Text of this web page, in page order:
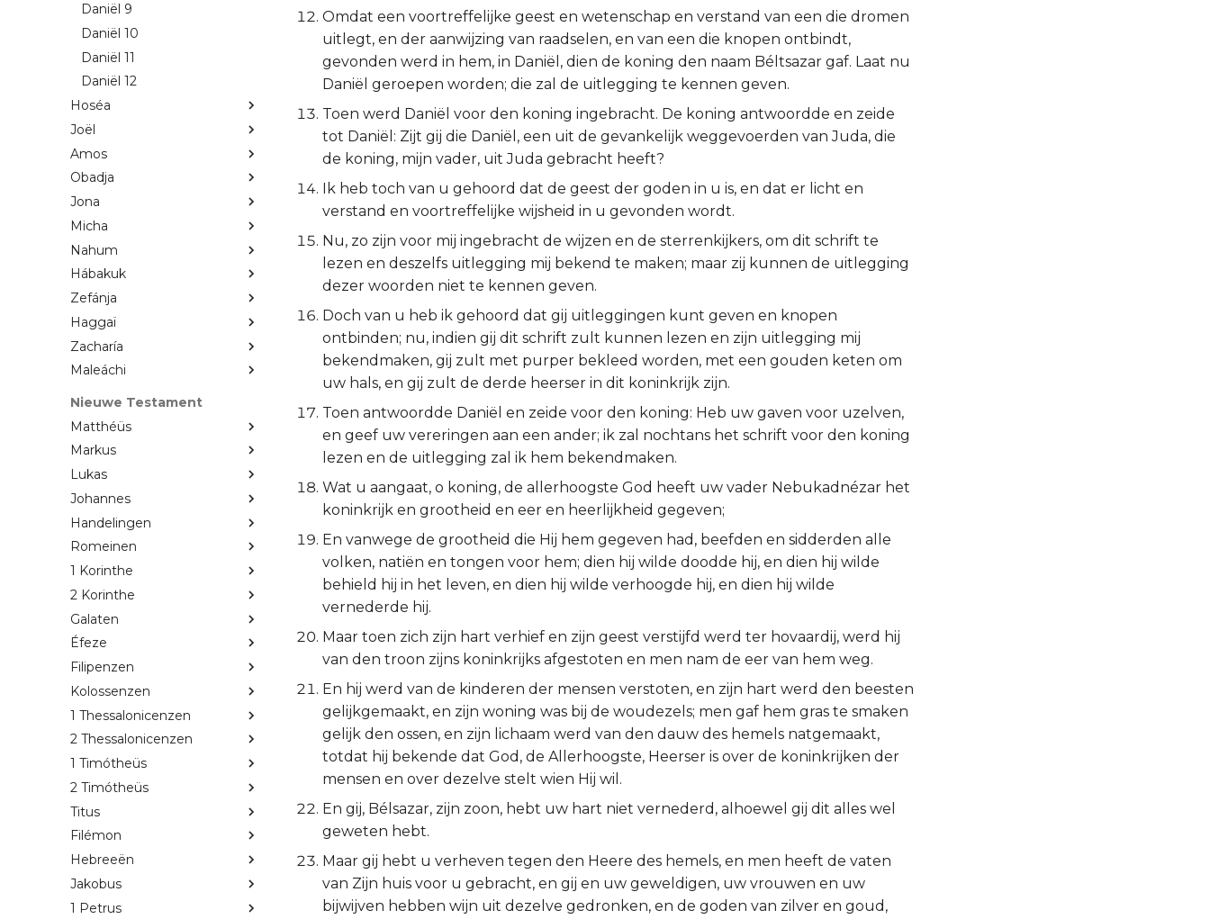
Daniël 9
Daniël 10
Daniël 11
Daniël 12
Hoséa
Joël
Amos
Obadja
Jona
Micha
Nahum
Hábakuk
Zefánja
Haggaï
Zacharía
Maleáchi
Nieuwe Testament
Matthéüs
Markus
Lukas
Johannes
Handelingen
Romeinen
1 Korinthe
2 Korinthe
Galaten
Éfeze
Filipenzen
Kolossenzen
1 Thessalonicenzen
2 Thessalonicenzen
1 Timótheüs
2 Timótheüs
Titus
Filémon
Hebreeën
Jakobus
1 Petrus
Omdat een voortreffelijke geest en wetenschap en verstand van een die dromen
uitlegt, en der aanwijzing van raadselen, en van een die knopen ontbindt,
gevonden werd in hem, in Daniël, dien de koning den naam Béltsazar gaf. Laat nu
Daniël geroepen worden; die zal de uitlegging te kennen geven.
Toen werd Daniël voor den koning ingebracht. De koning antwoordde en zeide
tot Daniël: Zijt gij die Daniël, een uit de gevankelijk weggevoerden van Juda, die
de koning, mijn vader, uit Juda gebracht heeft?
Ik heb toch van u gehoord dat de geest der goden in u is, en dat er licht en
verstand en voortreffelijke wijsheid in u gevonden wordt.
Nu, zo zijn voor mij ingebracht de wijzen en de sterrenkijkers, om dit schrift te
lezen en deszelfs uitlegging mij bekend te maken; maar zij kunnen de uitlegging
dezer woorden niet te kennen geven.
Doch van u heb ik gehoord dat gij uitleggingen kunt geven en knopen
ontbinden; nu, indien gij dit schrift zult kunnen lezen en zijn uitlegging mij
bekendmaken, gij zult met purper bekleed worden, met een gouden keten om
uw hals, en gij zult de derde heerser in dit koninkrijk zijn.
Toen antwoordde Daniël en zeide voor den koning: Heb uw gaven voor uzelven,
en geef uw vereringen aan een ander; ik zal nochtans het schrift voor den koning
lezen en de uitlegging zal ik hem bekendmaken.
Wat u aangaat, o koning, de allerhoogste God heeft uw vader Nebukadnézar het
koninkrijk en grootheid en eer en heerlijkheid gegeven;
En vanwege de grootheid die Hij hem gegeven had, beefden en sidderden alle
volken, natiën en tongen voor hem; dien hij wilde doodde hij, en dien hij wilde
behield hij in het leven, en dien hij wilde verhoogde hij, en dien hij wilde
vernederde hij.
Maar toen zich zijn hart verhief en zijn geest verstijfd werd ter hovaardij, werd hij
van den troon zijns koninkrijks afgestoten en men nam de eer van hem weg.
En hij werd van de kinderen der mensen verstoten, en zijn hart werd den beesten
gelijkgemaakt, en zijn woning was bij de woudezels; men gaf hem gras te smaken
gelijk den ossen, en zijn lichaam werd van den dauw des hemels natgemaakt,
totdat hij bekende dat God, de Allerhoogste, Heerser is over de koninkrijken der
mensen en over dezelve stelt wien Hij wil.
En gij, Bélsazar, zijn zoon, hebt uw hart niet vernederd, alhoewel gij dit alles wel
geweten hebt.
Maar gij hebt u verheven tegen den Heere des hemels, en men heeft de vaten
van Zijn huis voor u gebracht, en gij en uw geweldigen, uw vrouwen en uw
bijwijven hebben wijn uit dezelve gedronken, en de goden van zilver en goud,